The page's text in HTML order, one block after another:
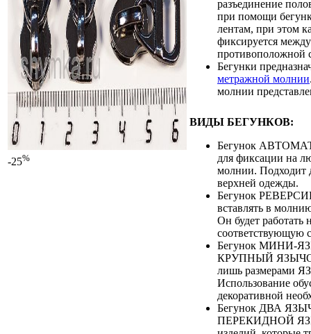
-25%
разъединение
при помощи
лентам, при этом
фиксируется
противоположной
Бегунки
метражной молнии
молнии
ВИДЫ БЕГУНКОВ:
Бегунок АВТОМАТ
для фиксации на
молнии. Подходит
верхней одежды.
Бегунок
вставлять в
Он будет работать
соответствующую
Бегунок МИНИ-
КРУПНЫЙ
лишь размерами
Использование
декоративной
Бегунок ДВА
ПЕРЕКИДНОЙ